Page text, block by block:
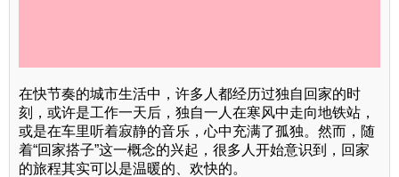
在快节奏的城市生活中，许多人都经历过独自回家的时
刻，或许是工作一天后，独自一人在寒风中走向地铁站，
或是在车里听着寂静的音乐，心中充满了孤独。然而，随
着“回家搭子”这一概念的兴起，很多人开始意识到，回家
的旅程其实可以是温暖的、欢快的。